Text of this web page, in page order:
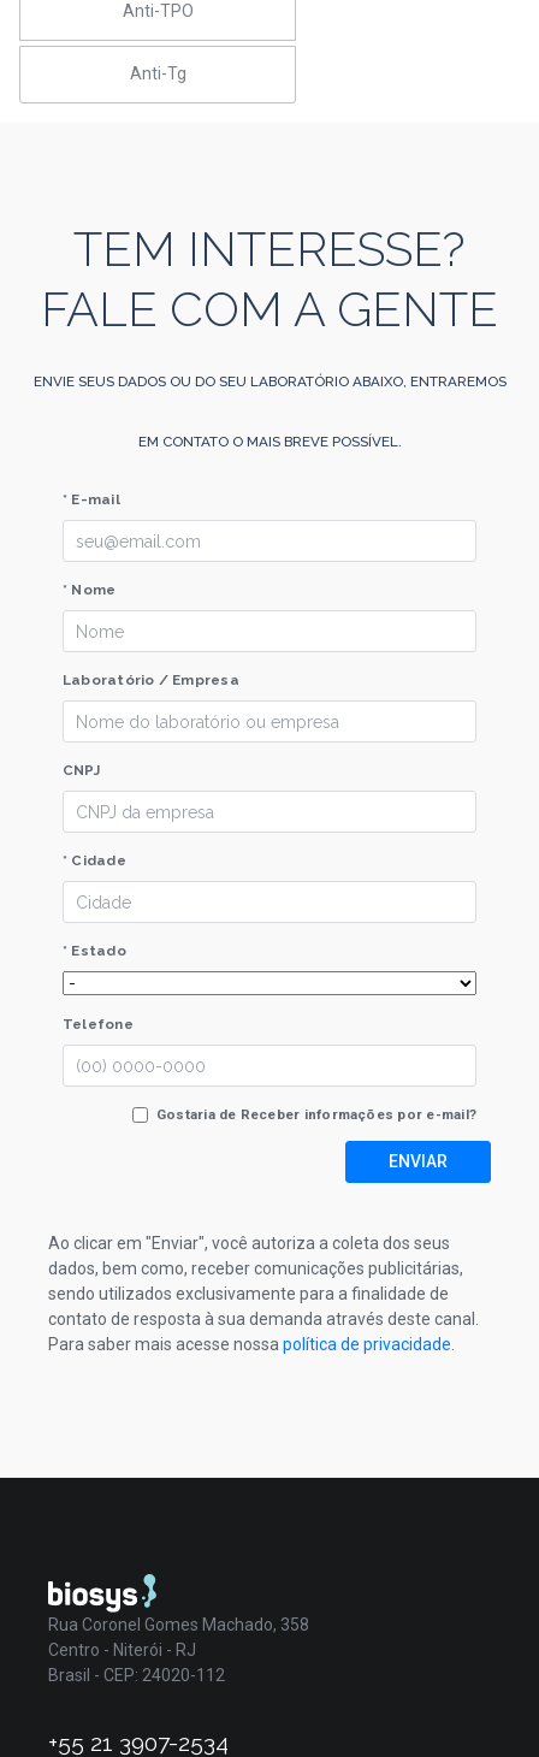
Anti-TPO
Anti-Tg
TEM INTERESSE?
FALE COM A GENTE
ENVIE SEUS DADOS OU DO SEU LABORATÓRIO ABAIXO, ENTRAREMOS
EM CONTATO O MAIS BREVE POSSÍVEL.
* E-mail
* Nome
Laboratório / Empresa
CNPJ
* Cidade
* Estado
Telefone
Gostaria de Receber informações por e-mail?
ENVIAR
Ao clicar em "Enviar", você autoriza a coleta dos seus
dados, bem como, receber comunicações publicitárias,
sendo utilizados exclusivamente para a finalidade de
contato de resposta à sua demanda através deste canal.
Para saber mais acesse nossapolítica de privacidade.
Rua Coronel Gomes Machado, 358
Centro - Niterói - RJ
Brasil - CEP: 24020-112
+55 21 3907-2534